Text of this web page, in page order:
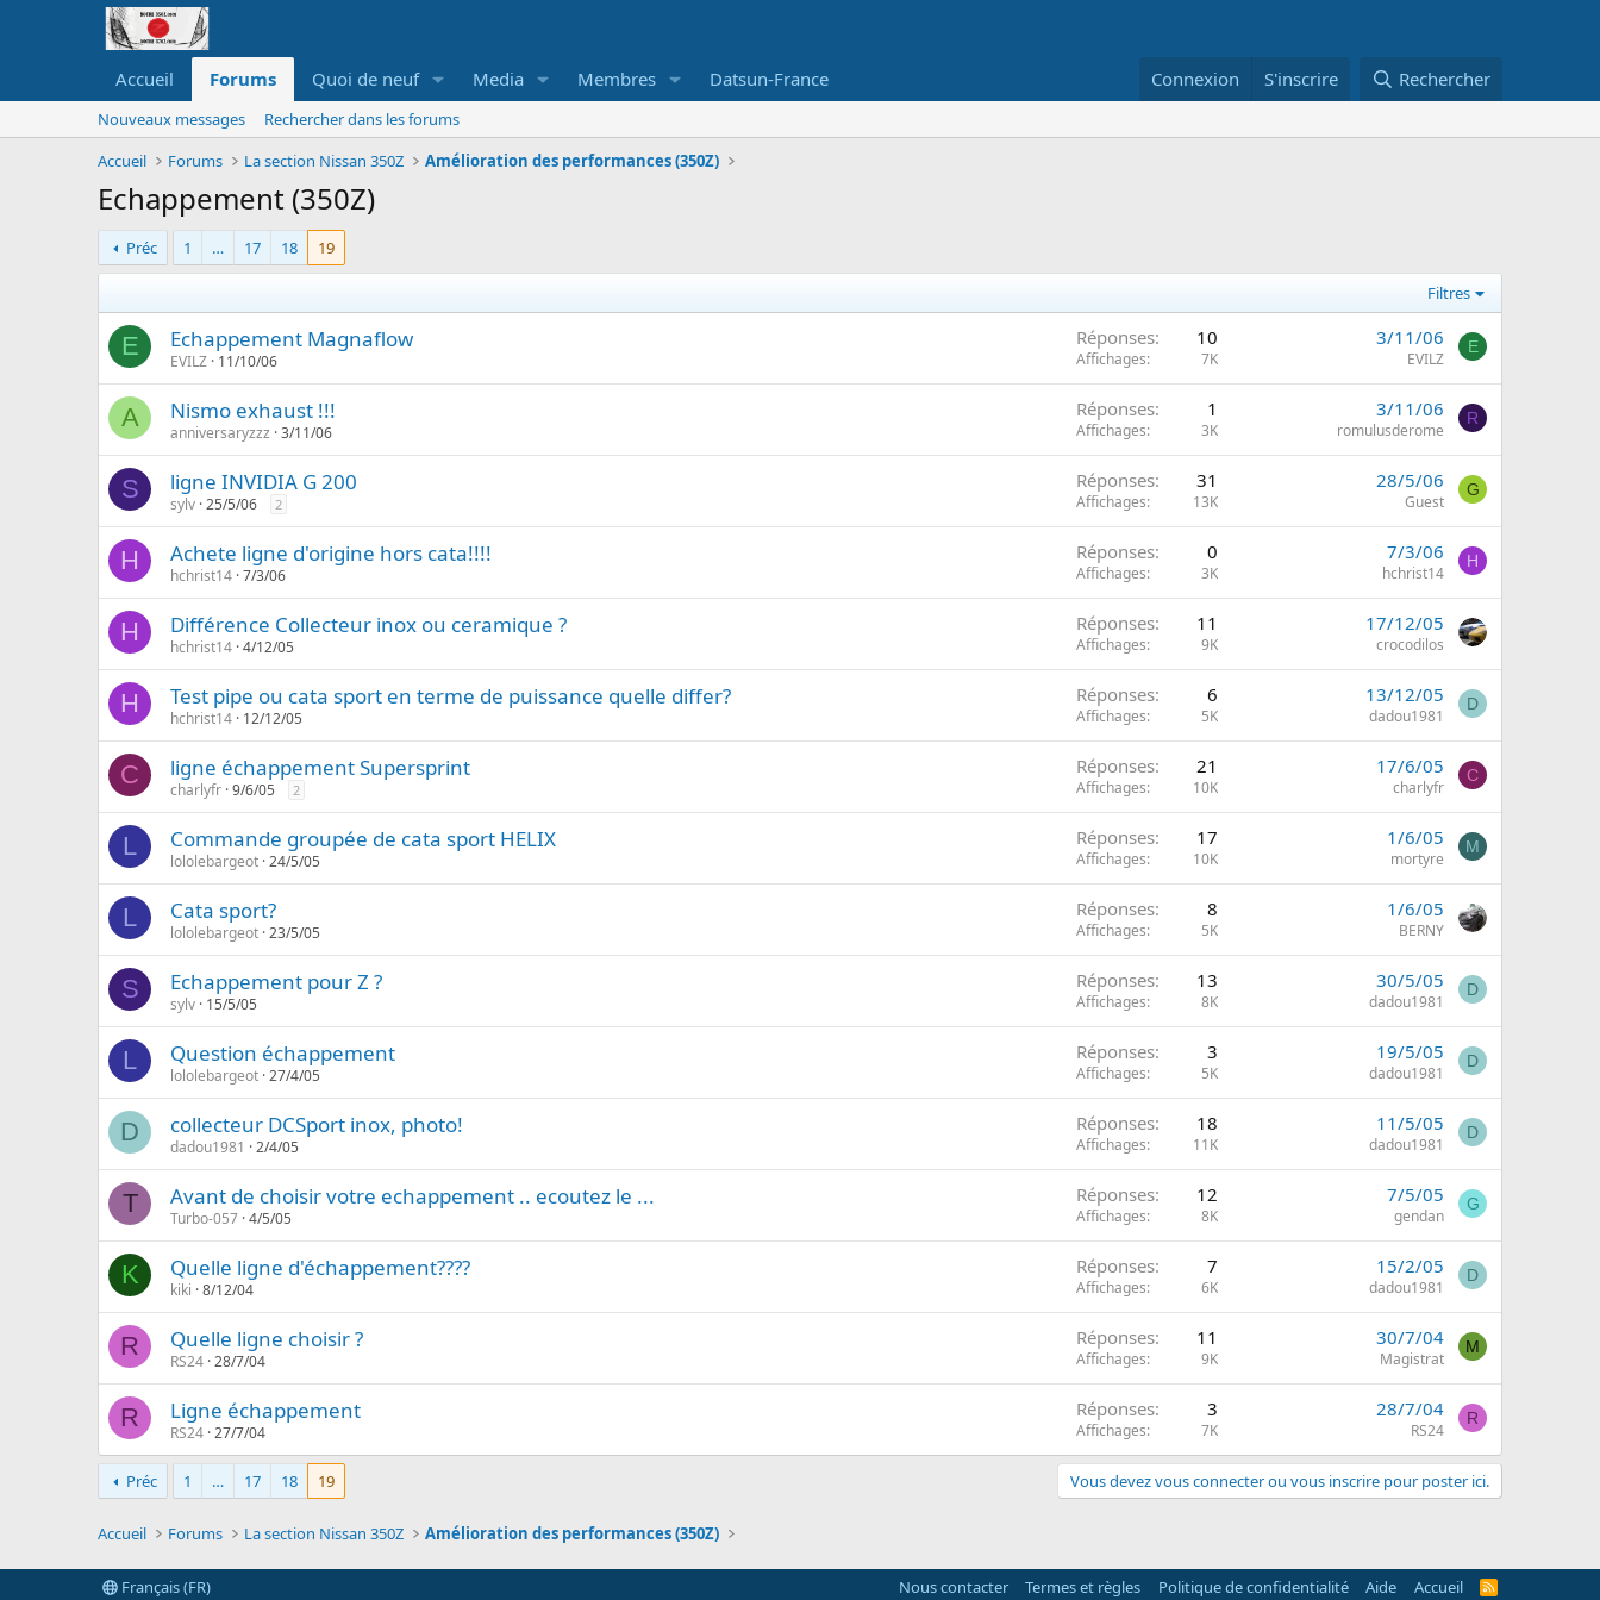
Accueil Forums Quoi de neuf Media Membres Datsun-France Connexion S'inscrire Rechercher
Nouveaux messages
Rechercher dans les forums
Accueil
Forums La section Nissan 350Z Amélioration des performances (350Z)
Echappement (350Z)
Préc 1 … 17 18 19
Filtres
E Echappement Magnaflow
EVILZ 11/10/06
Réponses 10
Affichages 7K
3/11/06
EVILZ
E
A Nismo exhaust !!!
anniversaryzzz 3/11/06
Réponses 1
Affichages 3K
3/11/06
romulusderome
R
S ligne INVIDIA G 200
sylv 25/5/06 2
Réponses 31
Affichages 13K
28/5/06
Guest
G
H Achete ligne d'origine hors cata!!!!
hchrist14 7/3/06
Réponses 0
Affichages 3K
7/3/06
hchrist14
H
H Différence Collecteur inox ou ceramique ?
hchrist14 4/12/05
Réponses 11
Affichages 9K
17/12/05
crocodilos
H Test pipe ou cata sport en terme de puissance quelle differ?
hchrist14 12/12/05
Réponses 6
Affichages 5K
13/12/05
dadou1981
D
C ligne échappement Supersprint
charlyfr 9/6/05 2
Réponses 21
Affichages 10K
17/6/05
charlyfr
C
L Commande groupée de cata sport HELIX
lololebargeot 24/5/05
Réponses 17
Affichages 10K
1/6/05
mortyre
M
L Cata sport?
lololebargeot 23/5/05
Réponses 8
Affichages 5K
1/6/05
BERNY
S Echappement pour Z ?
sylv 15/5/05
Réponses 13
Affichages 8K
30/5/05
dadou1981
D
L Question échappement
lololebargeot 27/4/05
Réponses 3
Affichages 5K
19/5/05
dadou1981
D
D collecteur DCSport inox, photo!
dadou1981 2/4/05
Réponses 18
Affichages 11K
11/5/05
dadou1981
D
T Avant de choisir votre echappement .. ecoutez le ...
Turbo-057 4/5/05
Réponses 12
Affichages 8K
7/5/05
gendan
G
K Quelle ligne d'échappement????
kiki 8/12/04
Réponses 7
Affichages 6K
15/2/05
dadou1981
D
R Quelle ligne choisir ?
RS24 28/7/04
Réponses 11
Affichages 9K
30/7/04
Magistrat
M
R Ligne échappement
RS24 27/7/04
Réponses 3
Affichages 7K
28/7/04
RS24
R
Préc 1 … 17 18 19 Vous devez vous connecter ou vous inscrire pour poster ici.
Accueil Forums La section Nissan 350Z Amélioration des performances (350Z)
Français (FR) Nous contacter Termes et règles Politique de confidentialité Aide Accueil
R